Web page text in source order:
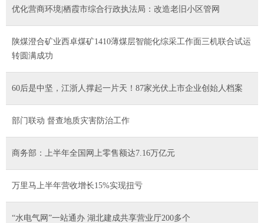
优化营商环境|栖霞市综合行政执法局：改造老旧小区管网
陕煤澄合矿业西卓煤矿1410薄煤层智能化综采工作面三机联合试运
转圆满成功
60后是中坚，江浙人撑起一片天！87家光伏上市企业创始人档案
部门联动 督查地质灾害防治工作
商务部：上半年全国网上零售额达7.16万亿元
万里马上半年营收增长15%实现扭亏
“水电气网”一站通办 湖北建成共享营业厅200多个